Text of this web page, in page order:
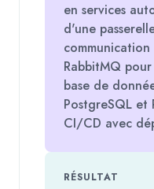
en services
d'une
RabbitMQ
base de
PostgreSQL et
CI/CD avec
RÉSULTAT